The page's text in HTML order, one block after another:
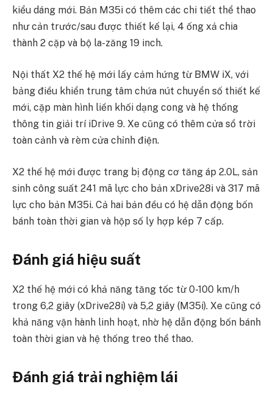
kiểu dáng mới. Bản M35i có thêm các chi tiết thể thao
như cản trước/sau được thiết kế lại, 4 ống xả chia
thành 2 cặp và bộ la-zăng 19 inch.
Nội thất X2 thế hệ mới lấy cảm hứng từ BMW iX, với
bảng điều khiển trung tâm chứa nút chuyển số thiết kế
mới, cặp màn hình liền khối dạng cong và hệ thống
thông tin giải trí iDrive 9. Xe cũng có thêm cửa sổ trời
toàn cảnh và rèm cửa chỉnh điện.
X2 thế hệ mới được trang bị động cơ tăng áp 2.0L, sản
sinh công suất 241 mã lực cho bản xDrive28i và 317 mã
lực cho bản M35i. Cả hai bản đều có hệ dẫn động bốn
bánh toàn thời gian và hộp số ly hợp kép 7 cấp.
Đánh giá hiệu suất
X2 thế hệ mới có khả năng tăng tốc từ 0-100 km/h
trong 6,2 giây (xDrive28i) và 5,2 giây (M35i). Xe cũng có
khả năng vận hành linh hoạt, nhờ hệ dẫn động bốn bánh
toàn thời gian và hệ thống treo thể thao.
Đánh giá trải nghiệm lái